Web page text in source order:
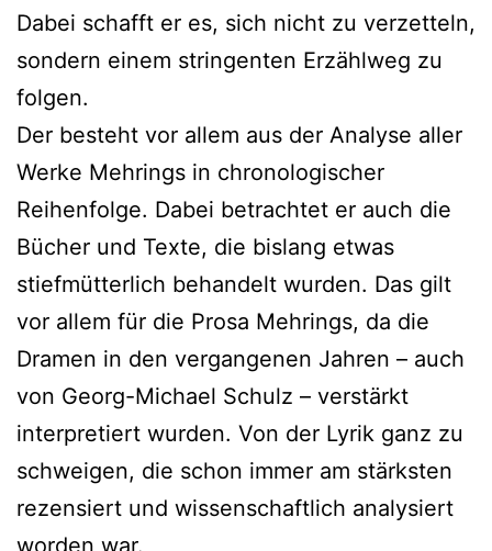
Dabei schafft er es, sich nicht zu verzetteln,
sondern einem stringenten Erzählweg zu
folgen.
Der besteht vor allem aus der Analyse aller
Werke Mehrings in chronologischer
Reihenfolge. Dabei betrachtet er auch die
Bücher und Texte, die bislang etwas
stiefmütterlich behandelt wurden. Das gilt
vor allem für die Prosa Mehrings, da die
Dramen in den vergangenen Jahren – auch
von Georg-Michael Schulz – verstärkt
interpretiert wurden. Von der Lyrik ganz zu
schweigen, die schon immer am stärksten
rezensiert und wissenschaftlich analysiert
worden war.